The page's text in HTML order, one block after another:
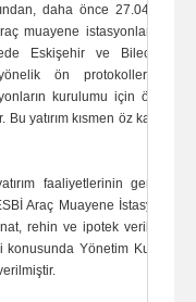
daha önce 27.04.2026
muayene istasyonlarına
Eskişehir ve Bilecik
ön protokoller
kurulumu için
yatırım kısmen öz
faaliyetlerinin
Araç Muayene İstasyonları
rehin ve ipotek
Yönetim Kurulu